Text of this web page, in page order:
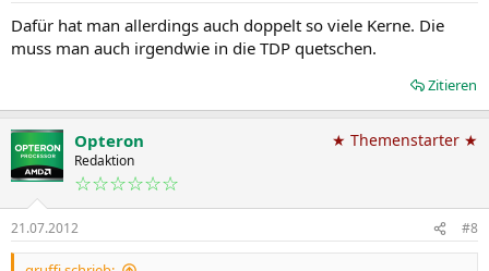
Dafür hat man allerdings auch doppelt so viele Kerne. Die
muss man auch irgendwie in die TDP quetschen.
Zitieren
Opteron
Redaktion
☆☆☆☆☆☆
★ Themenstarter ★
21.07.2012 #8